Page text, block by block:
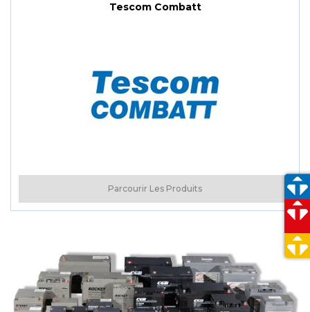
Tescom Combatt
Parcourir Les Produits